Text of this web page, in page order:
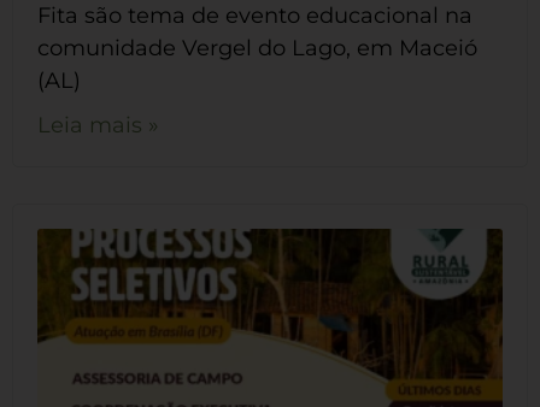
Fita são tema de evento educacional na
comunidade Vergel do Lago, em Maceió
(AL)
Leia mais »